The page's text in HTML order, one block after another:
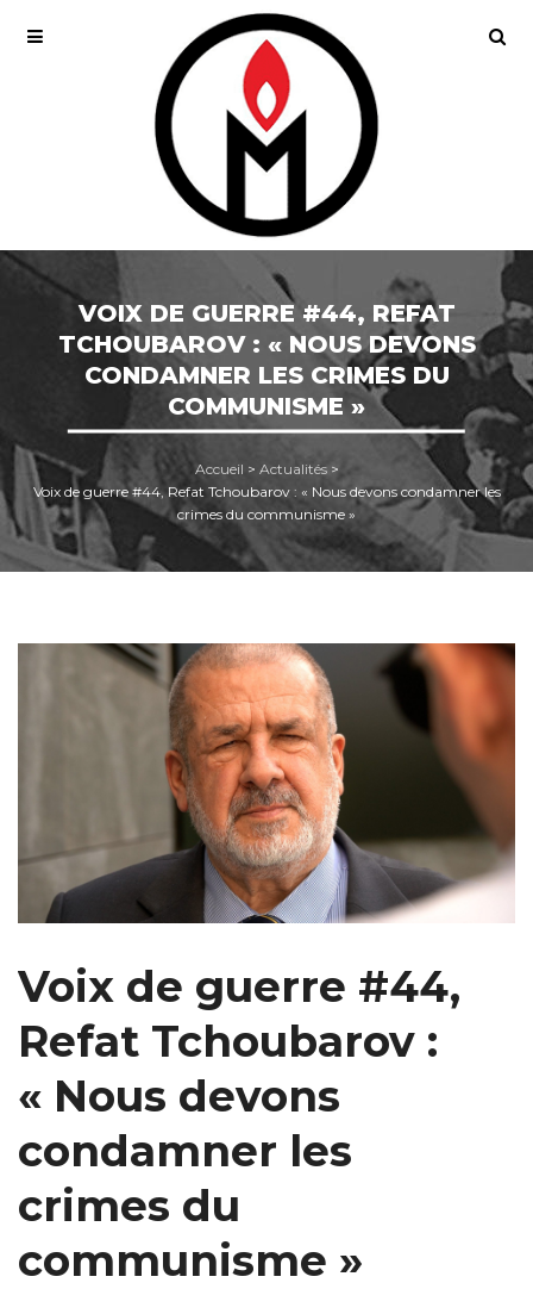
VOIX DE GUERRE #44, REFAT
TCHOUBAROV : « NOUS DEVONS
CONDAMNER LES CRIMES DU
COMMUNISME »
Accueil > Actualités>
Voix de guerre #44, Refat Tchoubarov : « Nous devons condamner les
crimes du communisme »
Voix de guerre #44,
Refat Tchoubarov :
« Nous devons
condamner les
crimes du
communisme »